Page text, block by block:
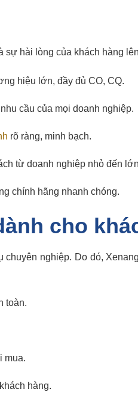
hài lòng của khách hàng
hiệu lớn, đầy đủ CO, CQ.
cầu của mọi doanh nghiệp.
rõ ràng, minh bạch.
từ doanh nghiệp nhỏ đến
chính hãng nhanh chóng.
cho
nghiệp. Do đó,
toàn.
mua.
hàng.